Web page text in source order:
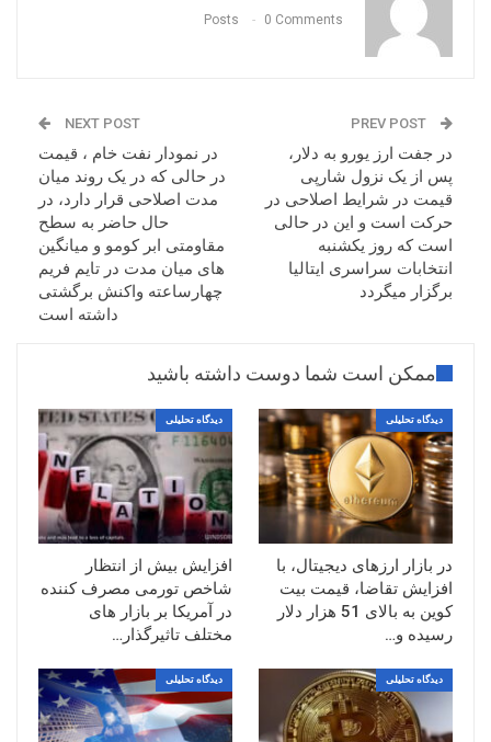
Posts 0 Comments
در جفت ارز یورو به دلار،
پس از یک نزول شارپی
قیمت در شرایط اصلاحی در
حرکت است و این در حالی
است که روز یکشنبه
انتخابات سراسری ایتالیا
برگزار میگردد
NEXT POST
در نمودار نفت خام ، قیمت
در حالی که در یک روند میان
مدت اصلاحی قرار دارد، در
حال حاضر به سطح
مقاومتی ابر کومو و میانگین
های میان مدت در تایم فریم
چهارساعته واکنش برگشتی
داشته است
ممکن است شما دوست داشته باشید
دیدگاه تحلیلی
در بازار ارزهای دیجیتال، با
افزایش تقاضا، قیمت بیت
کوین به بالای 51 هزار دلار
رسیده و…
دیدگاه تحلیلی
افزایش بیش از انتظار
شاخص تورمی مصرف کننده
در آمریکا بر بازار های
مختلف تاثیرگذار…
دیدگاه تحلیلی دیدگاه تحلیلی